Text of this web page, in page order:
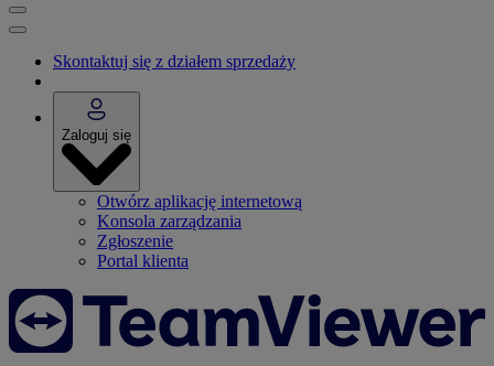
Skontaktuj się z działem sprzedaży
Zaloguj się
Otwórz aplikację internetową
Konsola zarządzania
Zgłoszenie
Portal klienta